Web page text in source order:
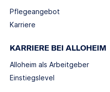
Pflegeangebot
Karriere
KARRIERE BEI ALLOHEIM
Alloheim als Arbeitgeber
Einstiegslevel